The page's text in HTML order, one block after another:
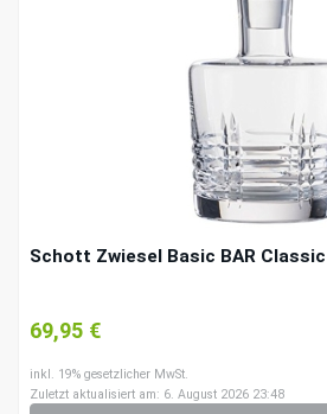
Schott Zwiesel Basic BAR
69,95 €
inkl. 19% gesetzlicher MwSt.
Zuletzt aktualisiert am: 6. August 2026 23:48